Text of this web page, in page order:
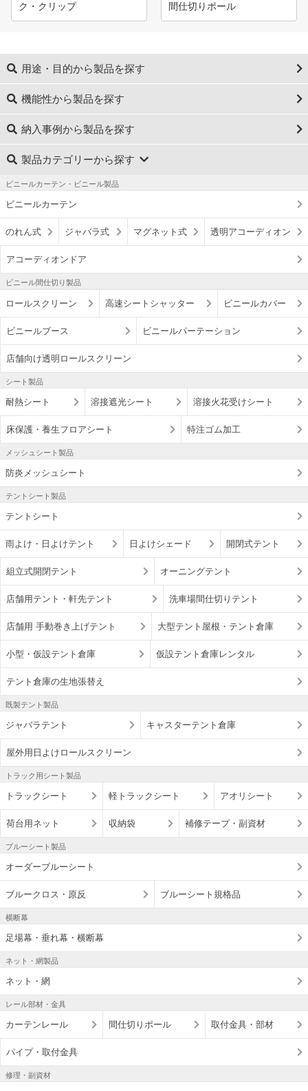
ク・クリップ
間仕切りポール
用途・目的から製品を探す
機能性から製品を探す
納入事例から製品を探す
製品カテゴリーから探す
ビニールカーテン・ビニール製品
ビニールカーテン
のれん式 ジャバラ式 マグネット式 透明アコーディオン
アコーディオンドア
ビニール間仕切り製品
ロールスクリーン 高速シートシャッター ビニールカバー
ビニールブース ビニールパーテーション
店舗向け透明ロールスクリーン
シート製品
耐熱シート 溶接遮光シート 溶接火花受けシート
床保護・養生フロアシート 特注ゴム加工
メッシュシート製品
防炎メッシュシート
テントシート製品
テントシート
雨よけ・日よけテント 日よけシェード 開閉式テント
組立式開閉テント オーニングテント
店舗用テント・軒先テント 洗車場間仕切りテント
店舗用 手動巻き上げテント 大型テント屋根・テント倉庫
小型・仮設テント倉庫 仮設テント倉庫レンタル
テント倉庫の生地張替え
既製テント製品
ジャバラテント キャスターテント倉庫
屋外用日よけロールスクリーン
トラック用シート製品
トラックシート 軽トラックシート アオリシート
荷台用ネット 収納袋 補修テープ・副資材
ブルーシート製品
オーダーブルーシート
ブルークロス・原反 ブルーシート規格品
横断幕
足場幕・垂れ幕・横断幕
ネット・網製品
ネット・網
レール部材・金具
カーテンレール 間仕切りポール 取付金具・部材
パイプ・取付金具
修理・副資材